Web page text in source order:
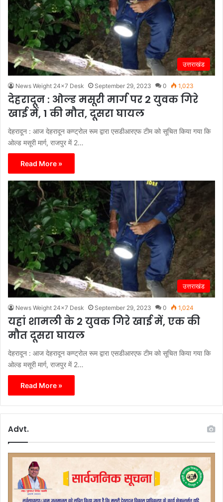
उत्तराखंड
News Weight 24x7 Desk September 29, 2023 0 1,023
देहरादून : ओल्ड मसूरी मार्ग पर 2 युवक गिरे
खाई में, 1 की मौत, दूसरा घायल
देहरादून : आज देहरादून कण्ट्रोल रूम द्वारा एसडीआरएफ टीम को सूचित किया गया कि
ओल्ड मसूरी मार्ग, राजपुर में 2…
Read More »
उत्तराखंड
News Weight 24x7 Desk September 29, 2023 0 1,024
यहां शामली के 2 युवक गिरे खाई में, एक की
मौत दूसरा घायल
देहरादून : आज देहरादून कण्ट्रोल रूम द्वारा एसडीआरएफ टीम को सूचित किया गया कि
ओल्ड मसूरी मार्ग, राजपुर में 2…
Read More »
Advt.